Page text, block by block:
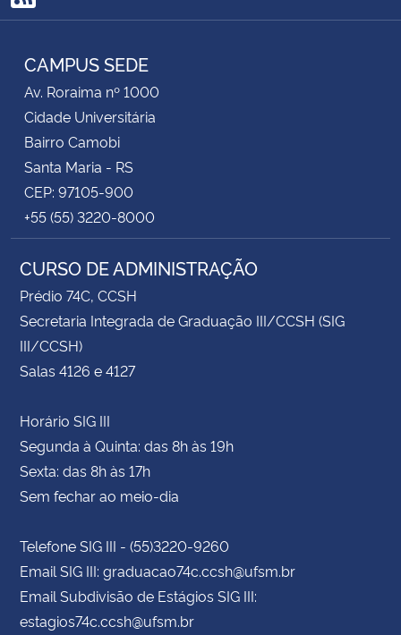
RSS
CAMPUS SEDE
Av. Roraima nº 1000
Cidade Universitária
Bairro Camobi
Santa Maria - RS
CEP: 97105-900
+55 (55) 3220-8000
CURSO DE ADMINISTRAÇÃO
Prédio 74C, CCSH
Secretaria Integrada de Graduação III/CCSH (SIG
III/CCSH)
Salas 4126 e 4127
Horário SIG III
Segunda à Quinta: das 8h às 19h
Sexta: das 8h às 17h
Sem fechar ao meio-dia
Telefone SIG III - (55)3220-9260
Email SIG III: graduacao74c.ccsh@ufsm.br
Email Subdivisão de Estágios SIG III:
estagios74c.ccsh@ufsm.br